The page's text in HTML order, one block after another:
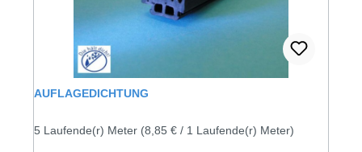
AUFLAGEDICHTUNG
5 Laufende(r) Meter (8,85 € / 1 Laufende(r) Meter)